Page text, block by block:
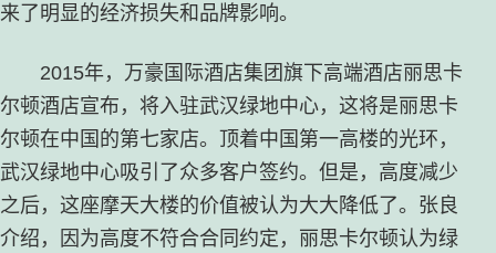
来了明显的经济损失和品牌影响。
2015年，万豪国际酒店集团旗下高端酒店丽思卡
尔顿酒店宣布，将入驻武汉绿地中心，这将是丽思卡
尔顿在中国的第七家店。顶着中国第一高楼的光环，
武汉绿地中心吸引了众多客户签约。但是，高度减少
之后，这座摩天大楼的价值被认为大大降低了。张良
介绍，因为高度不符合合同约定，丽思卡尔顿认为绿